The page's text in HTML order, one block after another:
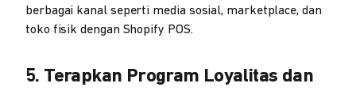
berbagai kanal seperti media sosial, marketplace, dan
toko fisik dengan Shopify POS.
5. Terapkan Program Loyalitas dan